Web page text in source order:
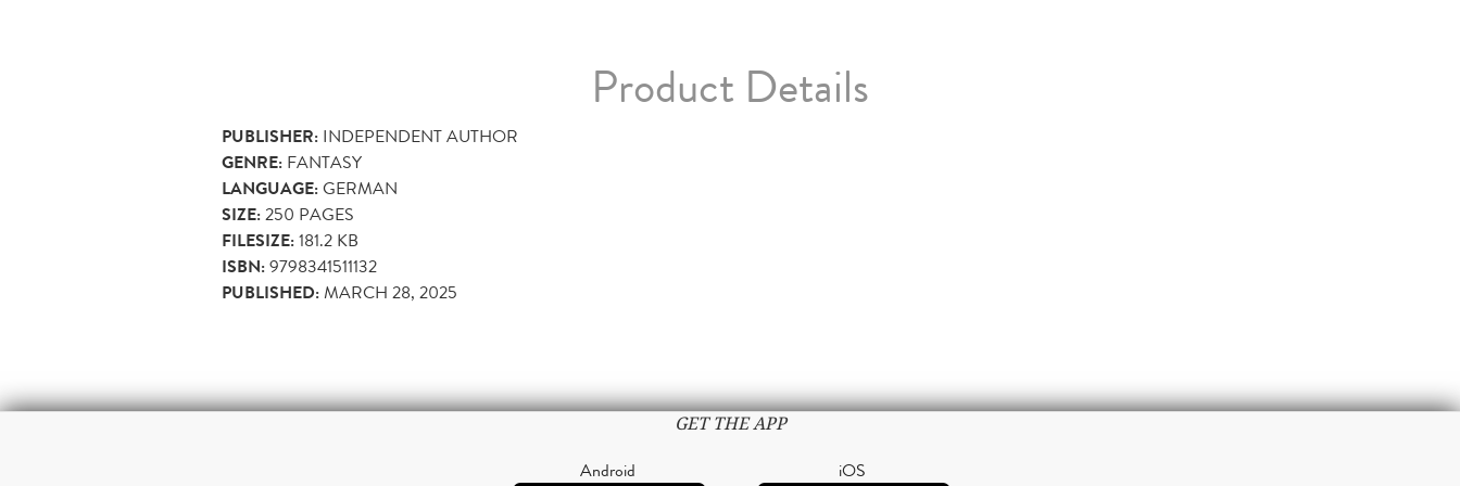
Product Details
PUBLISHER: INDEPENDENT AUTHOR
GENRE: FANTASY
LANGUAGE:GERMAN
SIZE:250 PAGES
FILESIZE:181.2 KB
ISBN:9798341511132
PUBLISHED:MARCH 28, 2025
GET THE APP
Android iOS